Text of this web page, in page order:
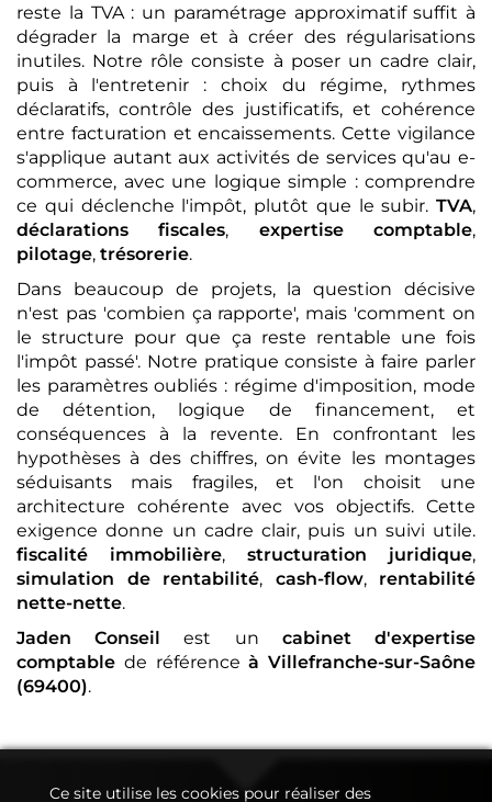
reste la TVA : un paramétrage approximatif suffit à
dégrader la marge et à créer des régularisations
inutiles. Notre rôle consiste à poser un cadre clair,
puis à l'entretenir : choix du régime, rythmes
déclaratifs, contrôle des justificatifs, et cohérence
entre facturation et encaissements. Cette vigilance
s'applique autant aux activités de services qu'au e-
commerce, avec une logique simple : comprendre
ce qui déclenche l'impôt, plutôt que le subir. TVA,
déclarations fiscales, expertise comptable,
pilotage, trésorerie.
Dans beaucoup de projets, la question décisive
n'est pas 'combien ça rapporte', mais 'comment on
le structure pour que ça reste rentable une fois
l'impôt passé'. Notre pratique consiste à faire parler
les paramètres oubliés : régime d'imposition, mode
de détention, logique de financement, et
conséquences à la revente. En confrontant les
hypothèses à des chiffres, on évite les montages
séduisants mais fragiles, et l'on choisit une
architecture cohérente avec vos objectifs. Cette
exigence donne un cadre clair, puis un suivi utile.
fiscalité immobilière, structuration juridique,
simulation de rentabilité, cash-flow, rentabilité
nette-nette.
Jaden Conseil est un cabinet d'expertise
comptable de référenceà Villefranche-sur-Saône
(69400).
Ce site utilise les cookies pour réaliser des